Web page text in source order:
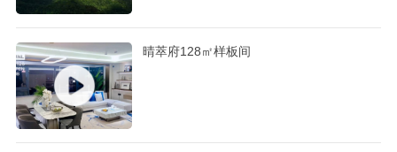
晴萃府128㎡样板间